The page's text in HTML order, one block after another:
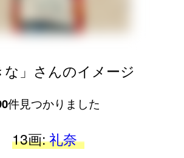
な」さんのイメージ
件見つかりました
13画:礼奈